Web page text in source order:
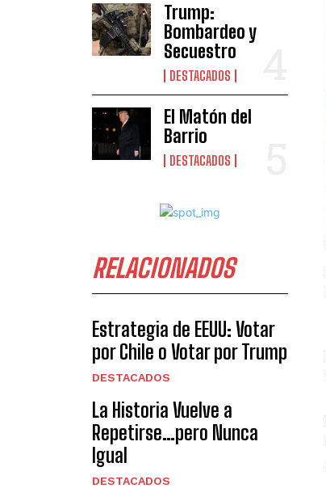
Trump:
Bombardeo y
Secuestro
DESTACADOS
El Matón del
Barrio
DESTACADOS
RELACIONADOS
Estrategia de EEUU: Votar
por Chile o Votar por Trump
DESTACADOS
La Historia Vuelve a
Repetirse…pero Nunca
Igual
DESTACADOS